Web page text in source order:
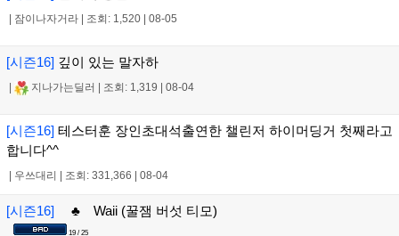
잠이나자거라 조회: 1,520 08-05
[시즌16] 깊이 있는 말자하
지나가는딜러 조회: 1,319 08-04
[시즌16] 테스터훈 장인초대석출연한 챌린저 하이머딩거 첫째라고
합니다^^
우쓰대리 조회: 331,366 08-04
[시즌16] ♣ Waii (꿀잼 버섯 티모)
19 / 25